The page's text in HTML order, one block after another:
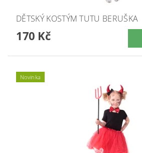
DĚTSKÝ KOSTÝM TUTU BERUŠKA
170 Kč
Novinka